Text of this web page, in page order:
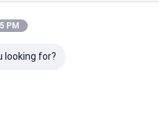
PM
looking for?